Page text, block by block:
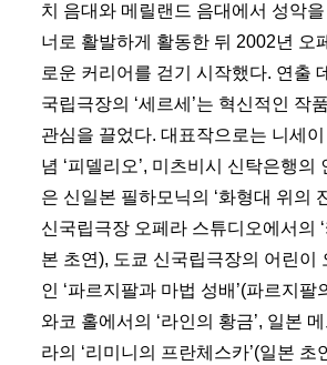
치 음대와 메릴랜드 음대에서 성악을
너로 활발하게 활동한 뒤 2002년 오
로운 커리어를 걷기 시작했다. 연출
국립극장의 ‘세르세’는 혁신적인 작
관심을 끌었다. 대표작으로는 니세이
념 ‘피델리오’, 미츠비시 신탁은행의
은 신일본 필하모닉의 ‘화형대 위의
신국립극장 오페라 스튜디오에서의
본 초연), 도쿄 신국립극장의 어린이
인 ‘파르지팔과 마법 성배’(파르지팔
와코 홀에서의 ‘라인의 황금’, 일본
라의 ‘리미니의 프란체스카’(일본 초